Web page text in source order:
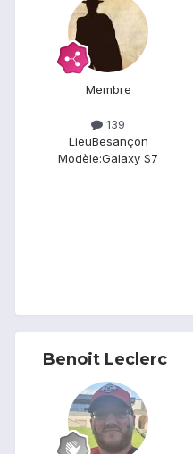
Membre
139
LieuBesançon
Modèle:Galaxy S7
Benoit Leclerc